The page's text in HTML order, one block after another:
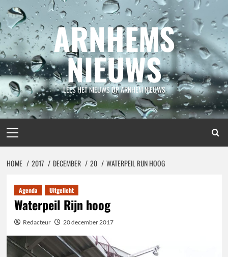
Spring
naar
inhoud
ARNHEMS
NIEUWS
LEES HET NIEUWS OP ARNHEM NIEUWS
menu
HOME 2017 DECEMBER 20 WATERPEIL RIJN HOOG
Agenda Uitgelicht
Waterpeil Rijn hoog
Redacteur 20 december 2017